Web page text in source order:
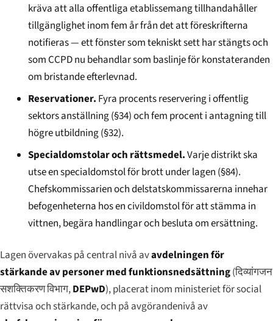
kräva att alla offentliga etablissemang tillhandahåller
tillgänglighet inom fem år från det att föreskrifterna
notifieras — ett fönster som tekniskt sett har stängts och
som CCPD nu behandlar som baslinje för konstateranden
om bristande efterlevnad.
Reservationer. Fyra procents reservering i offentlig
sektors anställning (§34) och fem procent i antagning till
högre utbildning (§32).
Specialdomstolar och rättsmedel.Varje distrikt ska
utse en specialdomstol för brott under lagen (§84).
Chefskommissarien och delstatskommissarerna innehar
befogenheterna hos en civildomstol för att stämma in
vittnen, begära handlingar och besluta om ersättning.
Lagen övervakas på central nivå avavdelningen för
stärkande av personer med funktionsnedsättning(दिव्यांगजन
सशक्तिकरण विभाग,DEPwD), placerat inom ministeriet för social
rättvisa och stärkande, och på avgörandenivå av